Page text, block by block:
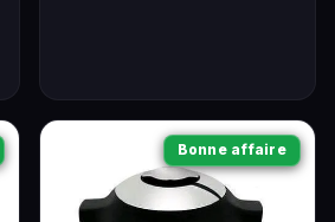
Bonne affaire